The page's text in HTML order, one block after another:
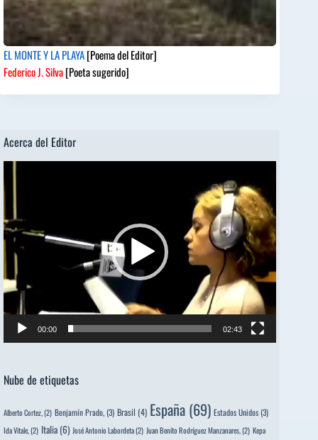
EL MONTE Y LA PLAYA[Poema del Editor]
Federico J. Silva[Poeta sugerido]
Acerca del Editor
de
vídeo
00:00 02:43
Nube de etiquetas
Alberto Cortez, (2) Benjamín Prado,(3) Brasil (4) España (69) Estados Unidos(3)
Ida Vitale, (2) Italia (6) José Antonio Labordeta(2) Juan Benito Rodríguez Manzanares, (2) Kepa